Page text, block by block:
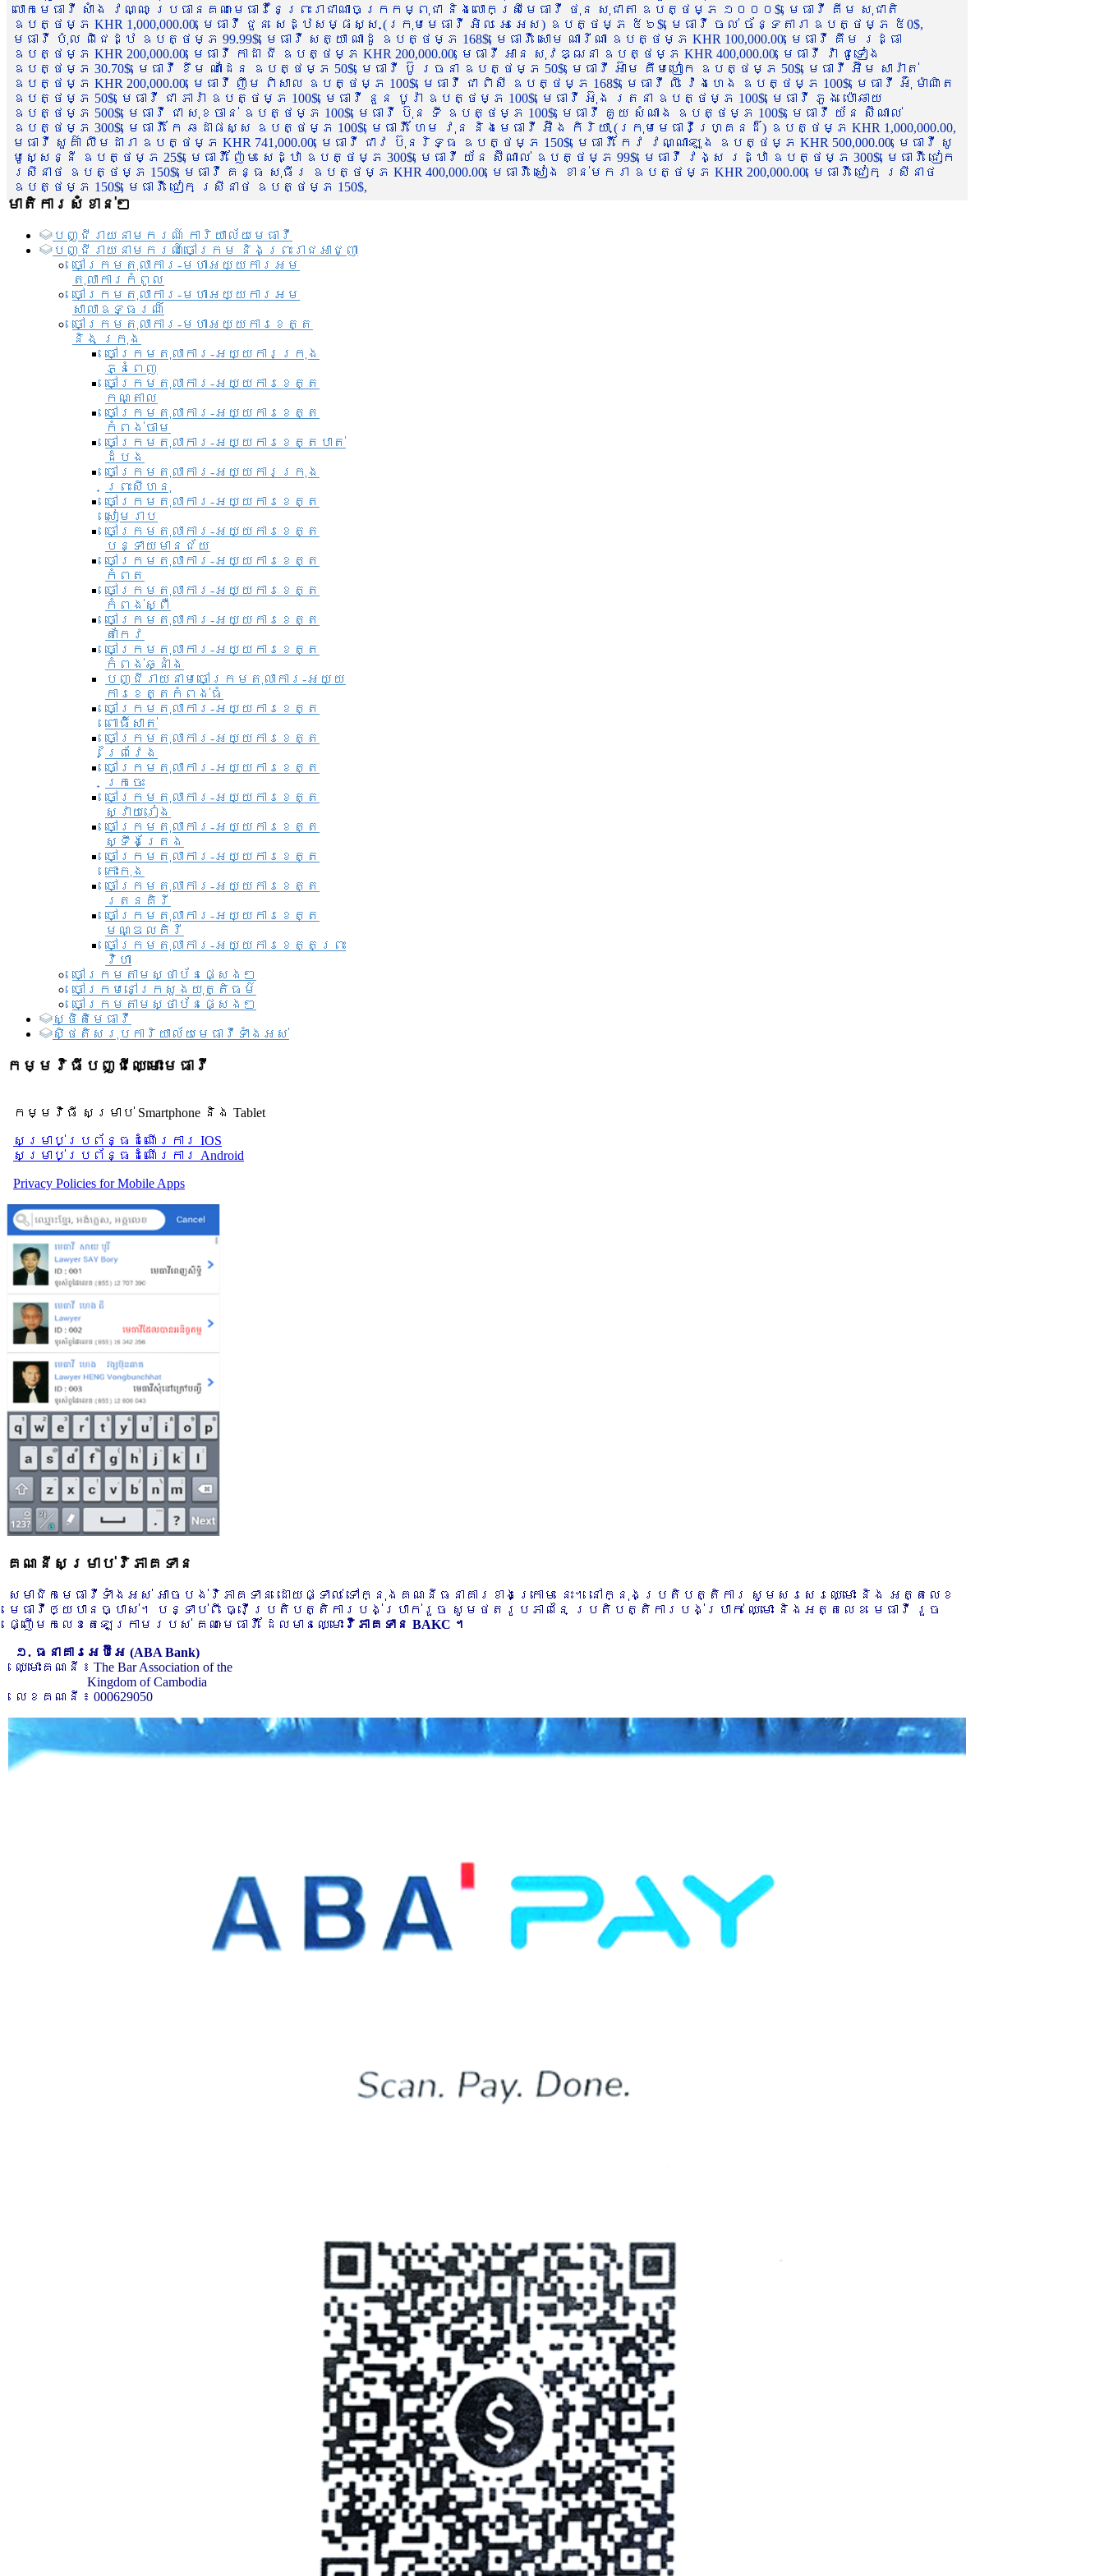
លោកមេធាវី សាំង វណ្ណៈ ប្រធានគណៈមេធាវីនៃព្រះរាជាណាចក្រកម្ពុជា និងលោកស្រីមេធាវី ថុន សុជាតា ឧបត្ថម្ភ ១០០០$, មេធាវី គីម សុជាតិ
ឧបត្ថម្ភ KHR 1,000,000.00, មេធាវី ជួន សេដ្ឋសម្ផស្ស (ក្រុមមេធាវី អិល អេ អេស) ឧបត្ថម្ភ ៥៦$, មេធាវី ចល់ ច័ន្ទតារា ឧបត្ថម្ភ ៥0$,
មេធាវី ប៉ុល ពិជេដ្ឋ ឧបត្ថម្ភ 99.99$, មេធាវី សត្យា ណាដូ ឧបត្ថម្ភ 168$, មេធាវី សោម ណារីណា ឧបត្ថម្ភ KHR 100,000.00, មេធាវី គឹម រដ្ធា
ឧបត្ថម្ភ KHR 200,000.00, មេធាវី កាដា ជី ឧបត្ថម្ភ KHR 200,000.00, មេធាវី អាន សុវឌ្ឍនា ឧបត្ថម្ភ KHR 400,000.00, មេធាវី វ៉ា ជូទៀង
ឧបត្ថម្ភ 30.70$, មេធាវី ខឹម ណាដែន ឧបត្ថម្ភ 50$, មេធាវី ប៊ូ រចនា ឧបត្ថម្ភ 50$, មេធាវី អ៊ាម គឹមហៀក ឧបត្ថម្ភ 50$, មេធាវី អ៊ឹម សារ៉ាត់
ឧបត្ថម្ភ KHR 200,000.00, មេធាវី ញឹម ពិសាល ឧបត្ថម្ភ 100$, មេធាវី ជា ពិសី ឧបត្ថម្ភ 168$, មេធាវី លី វ៉េងហេង ឧបត្ថម្ភ 100$, មេធាវី អ៊ុំ ម៉ាណិត
ឧបត្ថម្ភ 50$, មេធាវី ជា ភារ៉ា ឧបត្ថម្ភ 100$, មេធាវី នួន បូរ៉ា ឧបត្ថម្ភ 100$, មេធាវី អ៊ុង រតនា ឧបត្ថម្ភ 100$, មេធាវី ភួង ប៉ោឆាយ
ឧបត្ថម្ភ 500$, មេធាវី ជា សុខចាន់ ឧបត្ថម្ភ 100$, មេធាវី ប៊ុន ទី ឧបត្ថម្ភ 100$, មេធាវី គួយ សំណាង ឧបត្ថម្ភ 100$, មេធាវី យ័ន ស៊ីណាល់
ឧបត្ថម្ភ 300$, មេធាវី កែ ឆដាផស្ស ឧបត្ថម្ភ 100$, មេធាវី ហែម វុន និងមេធាវី អ៊ឹង កិរិយា (ក្រុមមេធាវីហ្គ្រេនដ៏) ឧបត្ថម្ភ KHR 1,000,000.00,
មេធាវី សួគ៌ា លឹមដារា ឧបត្ថម្ភ KHR 741,000.00, មេធាវី ជាវ ប៊ុនរិទ្ធ ឧបត្ថម្ភ 150$, មេធាវី កែវ វណ្ណាឡុង ឧបត្ថម្ភ KHR 500,000.00, មេធាវី សូ
មូសេ្សន្នី ឧបត្ថម្ភ 25$, មេធាវី ញ៉ែម សេដ្ឋា ឧបត្ថម្ភ 300$, មេធាវី យ័ន ស៊ីណាល់ ឧបត្ថម្ភ 99$, មេធាវី វង្ស រដ្ឋា ឧបត្ថម្ភ 300$, មេធាវី ជៀក
ស្រីនាថ ឧបត្ថម្ភ 150$, មេធាវី គន្ធ សុធីរ ឧបត្ថម្ភ KHR 400,000.00, មេធាវី សៀង ខាន់មករា ឧបត្ថម្ភ KHR 200,000.00, មេធាវី ជៀក ស្រីនាថ
ឧបត្ថម្ភ 150$, មេធាវី ជៀក ស្រីនាថ ឧបត្ថម្ភ 150$,
មាតិការសំខាន់ៗ
បញ្ជី​រាយ​នាមករណ៍ ការិយាល័យ​មេធាវី​
បញ្ជី​រាយ​នាមករណ៍​ចៅក្រម និងព្រះរាជអាជ្ញា
ចៅក្រមតុលាការ-មហាអយ្យការអម
តុលាការកំពូល
ចៅក្រមតុលាការ-មហាអយ្យការអម
សាលាឧទ្ធរណ៏
ចៅក្រមតុលាការ-មហាអយ្យការខេត្ត
និង ក្រុង
ចៅក្រមតុលាការ-អយ្យការក្រុង
ភ្នំពេញ
ចៅក្រមតុលាការ-អយ្យការខេត្ត
កណ្តាល
ចៅក្រមតុលាការ-អយ្យការខេត្ត
កំពង់ចាម
ចៅក្រមតុលាការ-អយ្យការខេត្តបាត់
ដំបង
ចៅក្រមតុលាការ-អយ្យការ​ក្រុង
ព្រះសីហនុ
ចៅក្រមតុលាការ-អយ្យការខេត្ត
សៀមរាប
ចៅក្រមតុលាការ-អយ្យការខេត្ត
បន្ទាយមានជ័យ
ចៅក្រមតុលាការ-អយ្យការខេត្ត
កំពត
ចៅក្រមតុលាការ-អយ្យការខេត្ត
កំពង់ស្ពឺ
ចៅក្រមតុលាការ-អយ្យការខេត្ត
តាកែវ
ចៅក្រមតុលាការ-អយ្យការខេត្ត
កំពង់ឆ្នាំង
បញ្ជីរាយនាមចៅក្រមតុលាការ-អយ្យ
ការខេត្តកំពង់ធំ
ចៅក្រមតុលាការ-អយ្យការខេត្ត
ពោធិ៍សាត់
ចៅក្រមតុលាការ-អយ្យការខេត្ត
ព្រៃវែង
ចៅក្រមតុលាការ-អយ្យការខេត្ត
ក្រចេះ
ចៅក្រមតុលាការ-អយ្យការខេត្ត
ស្វាយរៀង
ចៅក្រមតុលាការ-អយ្យការខេត្ត
ស្ទឹងត្រែង
ចៅក្រមតុលាការ-អយ្យការខេត្ត
កោះកុង
ចៅក្រមតុលាការ-អយ្យការខេត្ត
រតនគិរី
ចៅក្រមតុលាការ-អយ្យការខេត្ត
មណ្ឌលគិរី
ចៅក្រមតុលាការ-អយ្យការខេត្តព្រះ
វិហា
ចៅក្រមតាមស្ថាប័នផ្សេងៗ
ចៅក្រមនៅក្រសួងយុត្តិធម៌
ចៅក្រមតាមស្ថាប័នផ្សេងៗ
ស្ថិតិមេធាវី
សិ្ថតិសរុបការិយាល័យមេធាវីទាំងអស់​
កម្មវិធីបញ្ជីឈ្មោះមេធាវី
កម្មវិធី សម្រាប់ Smartphone និង Tablet
សម្រាប់​ប្រព័ន្ធដំណើរការ IOS
សម្រាប់​ប្រព័ន្ធដំណើរការ Android
Privacy Policies for Mobile Apps
គណនីសម្រាប់វិភាគទាន
សមាជិកមេធាវីទាំងអស់ អាចបង់វិភាគទាន ដោយផ្ទាល់ ទៅក្នុងគណនីធនាគារខាងក្រោម នេះ។ នៅក្នុងប្រតិបត្តិការ សូមសរសេរឈ្មោះ និង អត្តលេខ
មេធាវីឲ្យបានច្បាស់។ បន្ទាប់ពី ធ្វើប្រតិបត្តិការបង់ប្រាក់រួច សូមថតរូបភាពនៃ ប្រតិបត្តិការបង់ប្រាក់ ឈ្មោះ និងអត្តលេខ មេធាវី រួច
ផ្ញើមកលេខតេឡេក្រាមរបស់ គណៈមេធាវី ដែលមានឈ្មោះ វិភាគទាន BAKC ។
១. ធនាគារអេប៊ីអេ (ABA Bank)
ឈ្មោះគណនី ៖ The Bar Association of the
Kingdom of Cambodia
លេខគណនី ៖ 000629050